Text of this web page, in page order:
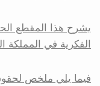
يشرح هذا المقطع
الفكرية في المملكة
فيما يلي ملخص